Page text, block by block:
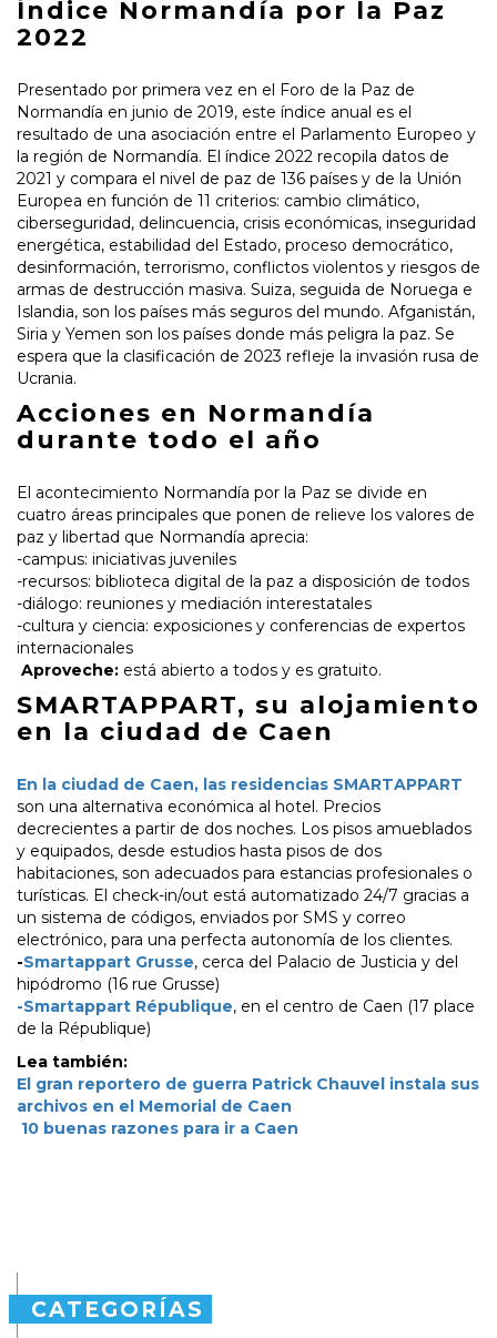
Índice Normandía por la Paz
2022
Presentado por primera vez en el Foro de la Paz de
Normandía en junio de 2019, este índice anual es el
resultado de una asociación entre el Parlamento Europeo y
la región de Normandía. El índice 2022 recopila datos de
2021 y compara el nivel de paz de 136 países y de la Unión
Europea en función de 11 criterios: cambio climático,
ciberseguridad, delincuencia, crisis económicas, inseguridad
energética, estabilidad del Estado, proceso democrático,
desinformación, terrorismo, conflictos violentos y riesgos de
armas de destrucción masiva. Suiza, seguida de Noruega e
Islandia, son los países más seguros del mundo. Afganistán,
Siria y Yemen son los países donde más peligra la paz. Se
espera que la clasificación de 2023 refleje la invasión rusa de
Ucrania.
Acciones en Normandía
durante todo el año
El acontecimiento Normandía por la Paz se divide en
cuatro áreas principales que ponen de relieve los valores de
paz y libertad que Normandía aprecia:
-campus: iniciativas juveniles
-recursos: biblioteca digital de la paz a disposición de todos
-diálogo: reuniones y mediación interestatales
-cultura y ciencia: exposiciones y conferencias de expertos
internacionales
Aproveche: está abierto a todos y es gratuito.
SMARTAPPART, su alojamiento
en la ciudad de Caen
En la ciudad de Caen, las residencias SMARTAPPART
son una alternativa económica al hotel. Precios
decrecientes a partir de dos noches. Los pisos amueblados
y equipados, desde estudios hasta pisos de dos
habitaciones, son adecuados para estancias profesionales o
turísticas. El check-in/out está automatizado 24/7 gracias a
un sistema de códigos, enviados por SMS y correo
electrónico, para una perfecta autonomía de los clientes.
-Smartappart Grusse, cerca del Palacio de Justicia y del
hipódromo (16 rue Grusse)
-Smartappart République, en el centro de Caen (17 place
de la République)
Lea también:
El gran reportero de guerra Patrick Chauvel instala sus
archivos en el Memorial de Caen
10 buenas razones para ir a Caen
CATEGORÍAS